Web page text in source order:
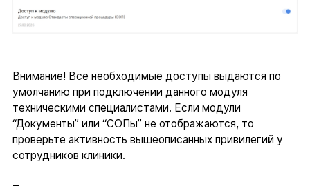
Внимание! Все необходимые доступы выдаются по
умолчанию при подключении данного модуля
техническими специалистами. Если модули
“Документы” или “СОПы” не отображаются, то
проверьте активность вышеописанных привилегий у
сотрудников клиники.